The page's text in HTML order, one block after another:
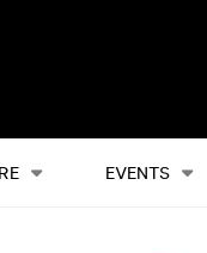
EVENTS
Alles Events